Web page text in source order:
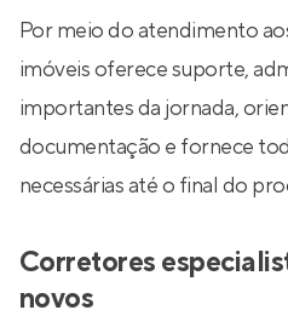
Por meio do atendimento
imóveis oferece suporte,
importantes da jornada,
documentação e fornece
necessárias até o final do
Corretores
novos